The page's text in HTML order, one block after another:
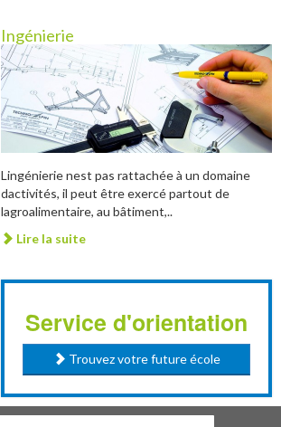
Ingénierie
Lingénierie nest pas rattachée à un domaine
dactivités, il peut être exercé partout de
lagroalimentaire, au bâtiment,..
Lire la suite
Service d'orientation
Trouvez votre future école